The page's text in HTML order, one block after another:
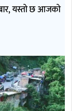
यस्तो छ आजको